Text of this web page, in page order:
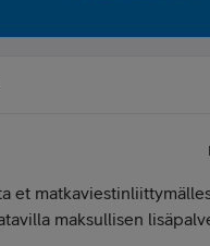
et
maksullisen